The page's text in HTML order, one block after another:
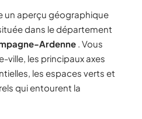
un aperçu géographique
dans le département
Ardenne . Vous
ville, les principaux axes
les espaces verts et
qui entourent la